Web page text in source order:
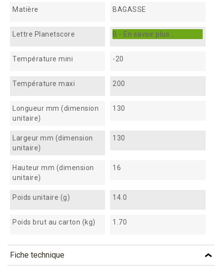
Matière BAGASSE
Lettre Planetscore B - En savoir plus...
Température mini -20
Température maxi 200
Longueur mm (dimension
unitaire)
130
Largeur mm (dimension
unitaire)
130
Hauteur mm (dimension
unitaire)
16
Poids unitaire (g) 14.0
Poids brut au carton (kg) 1.70
Fiche technique